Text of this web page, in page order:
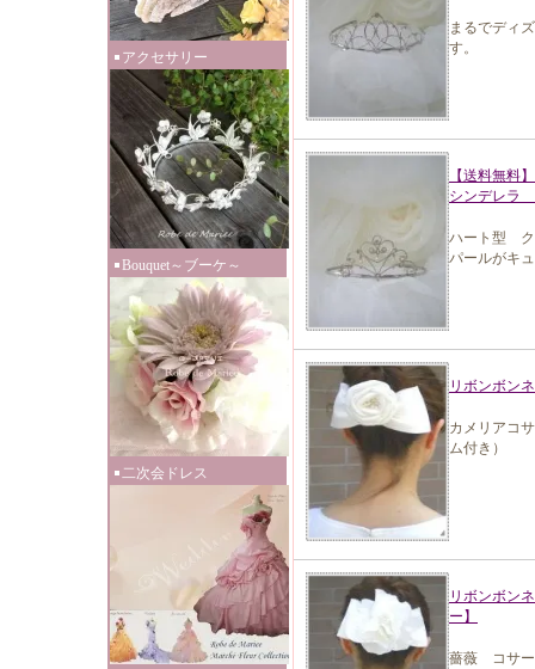
アクセサリー
Bouquet～ブーケ～
二次会ドレス
まるでディ
す。
【送料無
シンデレラ
ハート型 ク
パールがキ
リボンボン
カメリアコ
ム付き）
リボンボン
ー】
薔薇 コサー